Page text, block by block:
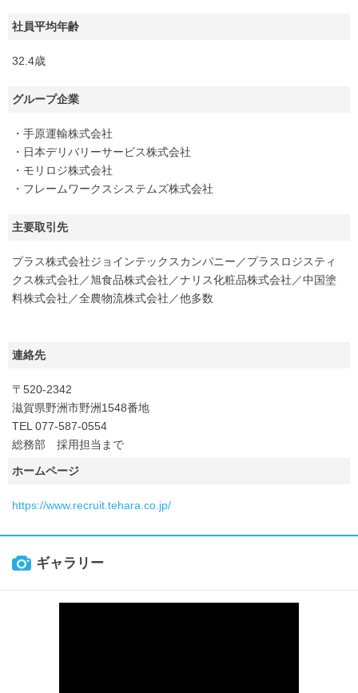
社員平均年齢
32.4歳
グループ企業
・手原運輸株式会社
・日本デリバリーサービス株式会社
・モリロジ株式会社
・フレームワークスシステムズ株式会社
主要取引先
プラス株式会社ジョインテックスカンパニー／プラスロジスティ
クス株式会社／旭食品株式会社／ナリス化粧品株式会社／中国塗
料株式会社／全農物流株式会社／他多数
連絡先
〒520-2342
滋賀県野洲市野洲1548番地
TEL 077-587-0554
総務部 採用担当まで
ホームページ
https://www.recruit.tehara.co.jp/
ギャラリー